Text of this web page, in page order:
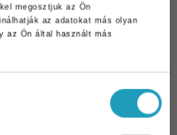
megosztjuk az Ön
az adatokat más olyan
az Ön által használt más
mely
jogszabályok
ellenében vehető
a következő